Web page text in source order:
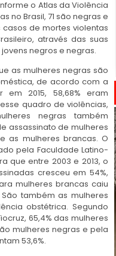
o Atlas da Violência
no Brasil, 71 são negras e
casos de mortes violentas
através das suas
negros e negras.
as mulheres negras são
de acordo com a
2015, 58,68% eram
quadro de violências,
negras também
assassinato de mulheres
as mulheres brancas. O
pela Faculdade Latino-
que entre 2003 e 2013, o
cresceu em 54%,
mulheres brancas caiu
também as mulheres
obstétrica. Segundo
65,4% das mulheres
mulheres negras e pela
53,6%.